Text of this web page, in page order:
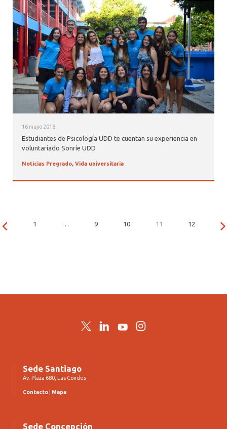
16 mayo 2018
Estudiantes de Psicología UDD te cuentan su experiencia en
voluntariado Sonríe UDD
Noticias Pregrado, Vida universitaria
1 … 9 10 11 12
TwitterLinkedInYouTubeInstagram
Sede Santiago
Av. Plaza 680, Las Condes
Contacto Mapa
Sede Concepción